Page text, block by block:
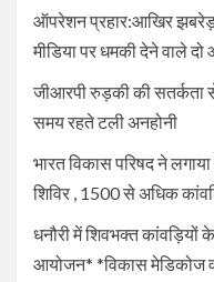
5
ऑपरेशन प्रहार:आखिर
मीडिया पर धमकी देने वाले दो
जीआरपी रुड़की की सतर्कता
समय रहते टली अनहोनी
भारत विकास परिषद ने
शिविर , 1500 से अधिक
धनौरी में शिवभक्त कांवड़ियों
आयोजन* *विकास मेडिकोज